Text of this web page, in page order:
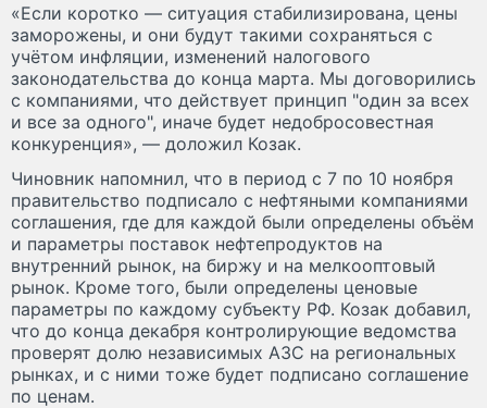
«Если коротко — ситуация стабилизирована, цены
заморожены, и они будут такими сохраняться с
учётом инфляции, изменений налогового
законодательства до конца марта. Мы договорились
с компаниями, что действует принцип "один за всех
и все за одного", иначе будет недобросовестная
конкуренция», — доложил Козак.
Чиновник напомнил, что в период с 7 по 10 ноября
правительство подписало с нефтяными компаниями
соглашения, где для каждой были определены объём
и параметры поставок нефтепродуктов на
внутренний рынок, на биржу и на мелкооптовый
рынок. Кроме того, были определены ценовые
параметры по каждому субъекту РФ. Козак добавил,
что до конца декабря контролирующие ведомства
проверят долю независимых АЗС на региональных
рынках, и с ними тоже будет подписано соглашение
по ценам.